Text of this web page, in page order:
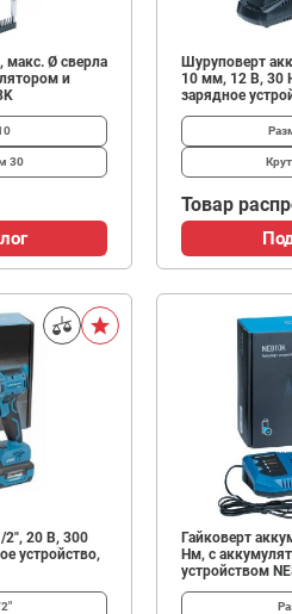
макс. Ø сверла
и
30
Шуруповерт
10 мм, 12 В, 30
зарядное
Товар
2", 20 В, 300
устройство,
Гайковерт
Нм, с
устройством